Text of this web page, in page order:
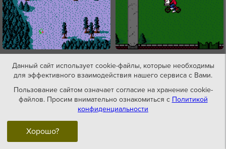
Данный сайт использует cookie-файлы, которые необходимы
для эффективного взаимодействия нашего сервиса с Вами.
Пользование сайтом означает согласие на хранение cookie-
файлов. Просим внимательно ознакомиться с Политикой
конфиденциальности
Хорошо?